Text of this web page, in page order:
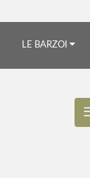
LE BARZOI